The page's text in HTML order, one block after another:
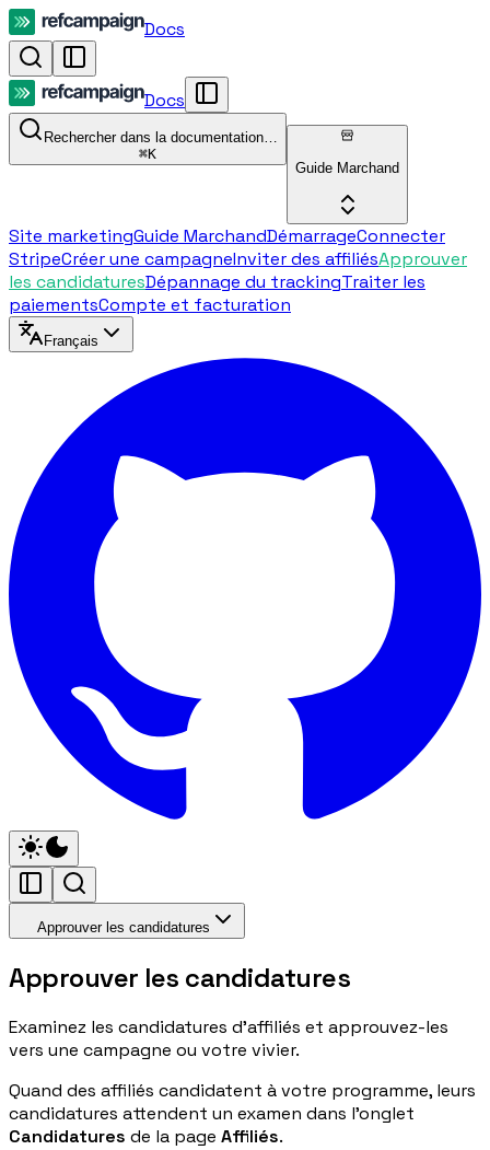
Docs
Docs
Rechercher dans la documentation…
⌘K
Guide Marchand
Site marketingGuide MarchandDémarrageConnecter
StripeCréer une campagneInviter des affiliésApprouver
les candidaturesDépannage du trackingTraiter les
paiementsCompte et facturation
Français
Approuver les candidatures
Approuver les candidatures
Examinez les candidatures d'affiliés et approuvez-les
vers une campagne ou votre vivier.
Quand des affiliés candidatent à votre programme, leurs
candidatures attendent un examen dans l'onglet
Candidatures de la page Affiliés.